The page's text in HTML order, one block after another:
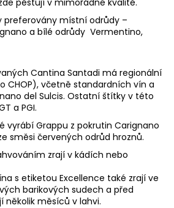
preferovány místní odrůdy –
a bílé odrůdy Vermentino,
Cantina Santadi má regionální
CHOP), včetně standardních vín a
del Sulcis. Ostatní štítky v této
a PGI.
vyrábí Grappu z pokrutin Carignano
směsi červených odrůd hroznů.
zrají v kádích nebo
s etiketou Excellence také zrají ve
barikových sudech a před
několik měsíců v lahvi.